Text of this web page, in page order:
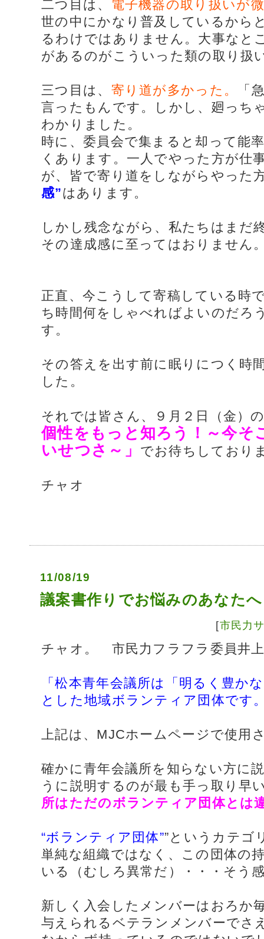
二つ目は、 電子機器の取り扱いが
世の中にかなり普及しているから
るわけではありません。大事なと
があるのがこういった類の取り扱
三つ目は、 寄り道が多かった。
「
言ったもんです。しかし、廻っち
わかりました。
時に、委員会で集まると却って能
くあります。一人でやった方が仕
が、皆で寄り道をしながらやった
感”はあります。
しかし残念ながら、私たちはまだ
その達成感に至ってはおりません
正直、今こうして寄稿している時
ち時間何をしゃべればよいのだろ
す。
その答えを出す前に眠りにつく時
した。
それでは皆さん、９月２日（金）
個性をもっと知ろう！～今そ
いせつさ～」
でお待ちしており
チャオ
11/08/19
議案書作りでお悩みのあなたへ
[市民力
チャオ。 市民力フラフラ委員井
「松本青年会議所は「明るく豊か
とした地域ボランティア団体です
上記は、MJCホームページで使用
確かに青年会議所を知らない方に
うに説明するのが最も手っ取り早
所はただのボランティア団体とは
“ボランティア団体””というカテゴ
単純な組織ではなく、この団体の
いる（むしろ異常だ）・・・そう
新しく入会したメンバーはおろか
与えられるベテランメンバーでさ